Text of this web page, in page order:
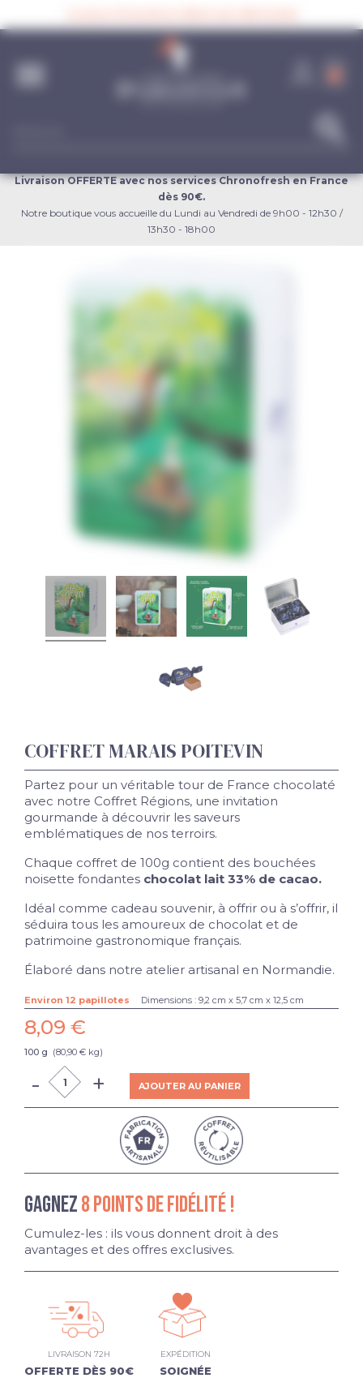

search
Livraison OFFERTE avec nos services Chronofresh en France
dès 90€.
Notre boutique vous accueille du Lundi au Vendredi de 9h00 - 12h30 /
13h30 - 18h00
COFFRET MARAIS POITEVIN
Partez pour un véritable tour de France chocolaté
avec notre Coffret Régions, une invitation
gourmande à découvrir les saveurs
emblématiques de nos terroirs.
Chaque coffret de 100g contient des bouchées
noisette fondantes chocolat lait 33% de cacao.
Idéal comme cadeau souvenir, à offrir ou à s’offrir, il
séduira tous les amoureux de chocolat et de
patrimoine gastronomique français.
Élaboré dans notre atelier artisanal en Normandie.
Environ 12 papillotes Dimensions : 9,2 cm x 5,7 cm x 12,5 cm
8,09 €
100 g (80,90 € kg)
- + AJOUTER AU PANIER
GAGNEZ8 POINTS DE FIDÉLITÉ !
Cumulez-les : ils vous donnent droit à des
avantages et des offres exclusives.
LIVRAISON 72H
OFFERTE DÈS 90€
EXPÉDITION
SOIGNÉE
Panneau de gestion des cookies